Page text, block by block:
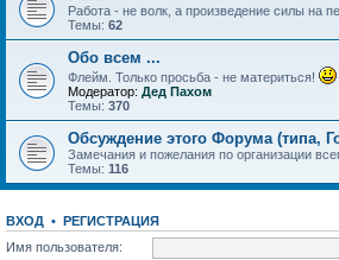
Работа - не волк, а произведение силы на
Темы: 62
Обо всем ...
Флейм. Только просьба - не материться!
Модератор: Дед Пахом
Темы: 370
Обсуждение этого Форума (типа,
Замечания и пожелания по организации
Темы: 116
ВХОД •
РЕГИСТРАЦИЯ
Имя пользователя: